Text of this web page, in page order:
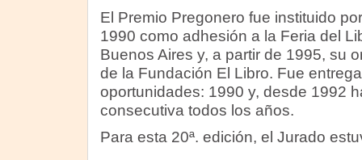
El Premio Pregonero fue instituido
1990 como adhesión a la Feria del
Buenos Aires y, a partir de 1995, su
de la Fundación El Libro. Fue
oportunidades: 1990 y, desde 1992
consecutiva todos los años.
Para esta 20ª. edición, el Jurado